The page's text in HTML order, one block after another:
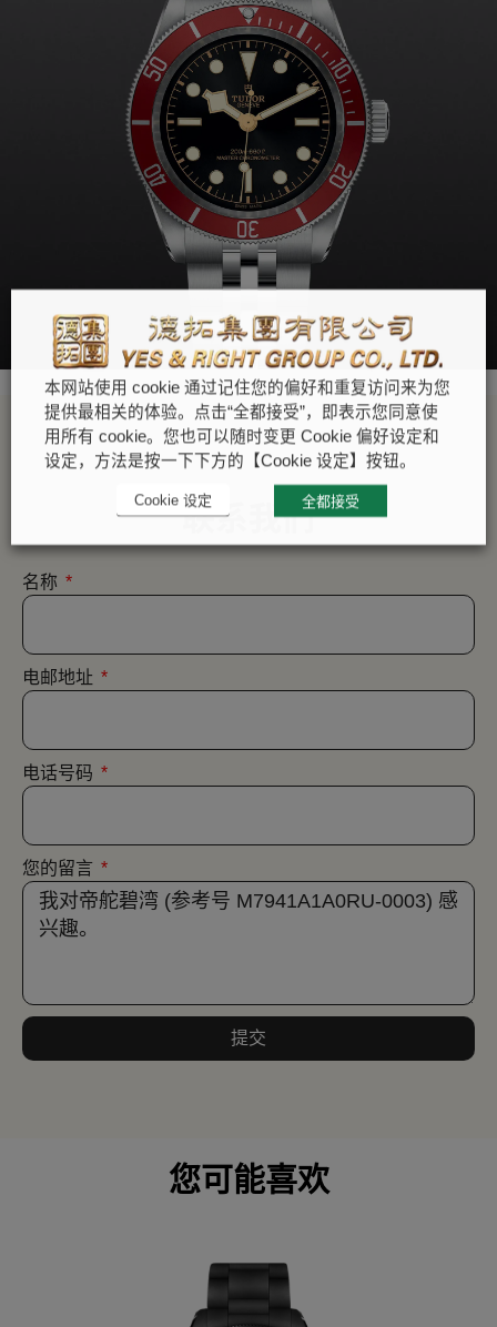
联系我们
名称
电邮地址
电话号码
您的留言
提交
您可能喜欢
本网站使用 cookie 通过记住您的偏好和重复访问来为您
提供最相关的体验。点击“全都接受”，即表示您同意使
用所有 cookie。您也可以随时变更 Cookie 偏好设定和
设定，方法是按一下下方的【Cookie 设定】按钮。
Cookie 设定 全都接受